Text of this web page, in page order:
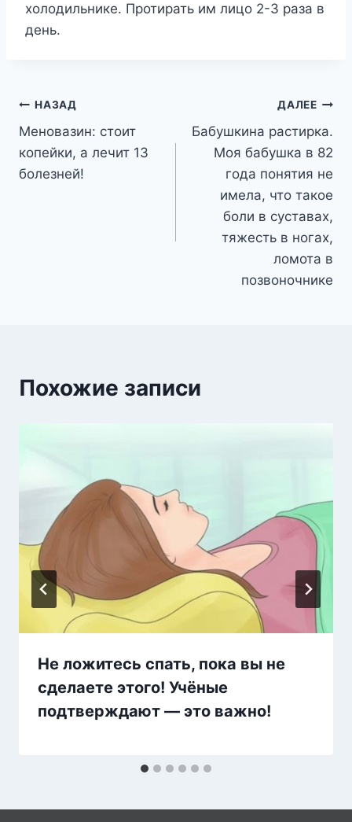
холодильнике. Протирать им лицо 2-3 раза в
день.
Навигация
по
записям
НАЗАД
Меновазин: стоит
копейки, а лечит 13
болезней!
ДАЛЕЕ
Бабушкина растирка.
Моя бабушка в 82
года понятия не
имела, что такое
боли в суставах,
тяжесть в ногах,
ломота в
позвоночнике
Похожие записи
Не ложитесь спать, пока вы не
сделаете этого! Учёные
подтверждают — это важно!